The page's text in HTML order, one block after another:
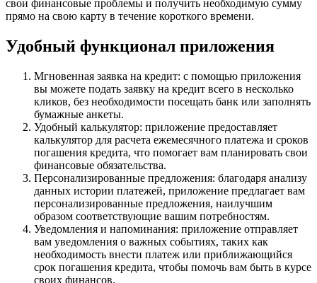
свои финансовые проблемы и получить необходимую сумму
прямо на свою карту в течение короткого времени.
Удобный функционал приложения
Мгновенная заявка на кредит: с помощью приложения
вы можете подать заявку на кредит всего в несколько
кликов, без необходимости посещать банк или заполнять
бумажные анкеты.
Удобный калькулятор: приложение предоставляет
калькулятор для расчета ежемесячного платежа и сроков
погашения кредита, что помогает вам планировать свои
финансовые обязательства.
Персонализированные предложения: благодаря анализу
данных истории платежей, приложение предлагает вам
персонализированные предложения, наилучшим
образом соответствующие вашим потребностям.
Уведомления и напоминания: приложение отправляет
вам уведомления о важных событиях, таких как
необходимость внести платеж или приближающийся
срок погашения кредита, чтобы помочь вам быть в курсе
своих финансов.